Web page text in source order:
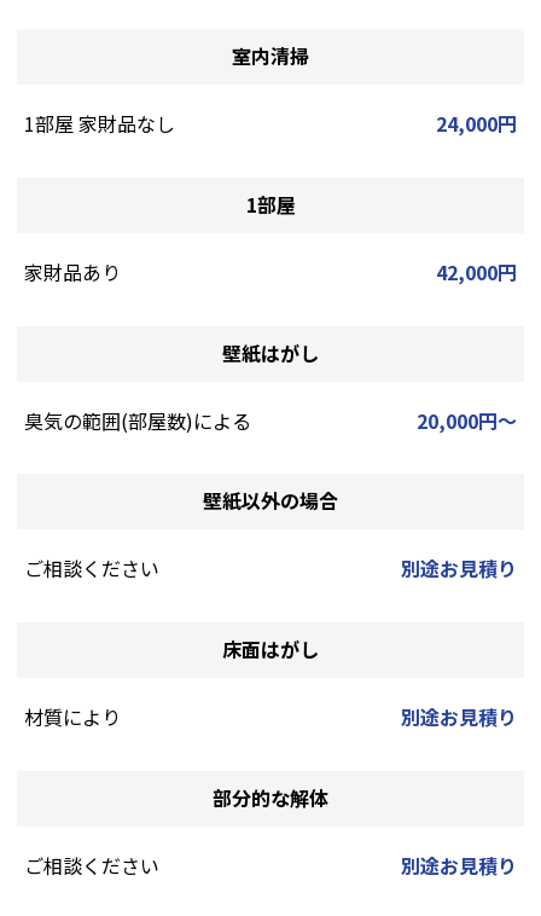
室内清掃
1部屋 家財品なし 24,000円
1部屋
家財品あり 42,000円
壁紙はがし
臭気の範囲(部屋数)による 20,000円～
壁紙以外の場合
ご相談ください 別途お見積り
床面はがし
材質により 別途お見積り
部分的な解体
ご相談ください 別途お見積り